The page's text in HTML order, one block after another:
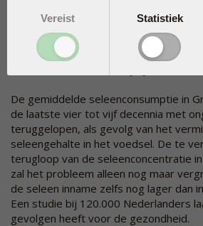
verschillende delen van de wereld is
van hun analyse maakten ze
klimaatverandering en andere
De gemiddelde seleenconsumptie in
de laatste vier tot vijf decennia met
teruggelopen, als gevolg van het
seleengehalte in het voedsel. De te
terugloop van de seleenconcentratie
zal het probleem alleen nog maar
de seleen inname zelfs nog lager dan
Een studie bij 120.000 Nederlanders
gevolgen heeft voor de gezondheid.
Vereist Statistiek